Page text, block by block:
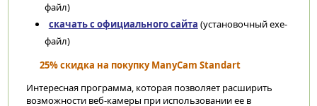
файл)
скачать с официального сайта (установочный exe-
файл)
25% скидка на покупку ManyCam Standart
Интересная программа, которая позволяет расширить
возможности веб-камеры при использовании ее в